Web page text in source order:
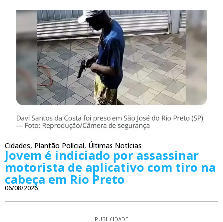
Cidades, Plantão Polícial, Últimas Notícias
Jovem é indiciado por assassinar
motorista de aplicativo com tiro na
cabeça em Rio Preto
06/08/2026
PUBLICIDADE